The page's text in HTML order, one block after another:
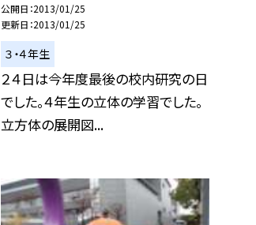
公開日 2013/01/25
更新日 2013/01/25
３・４年生
２４日は今年度最後の校内研究の日
でした。４年生の立体の学習でした。
立方体の展開図...